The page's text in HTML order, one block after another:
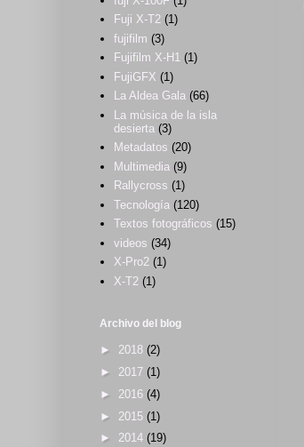
Fuji X-T2 (1)
fujifilm (3)
Fujifilm X-H1 (1)
FujiGFX (1)
La Aldea Gala (66)
La música de la isla
desierta (3)
Metadatos (20)
Multimedia (9)
Rallycross (1)
Tecnología (120)
Textos fotográficos (15)
videos (34)
X-Pro2 (1)
X-T2 (1)
Archivo del blog
► 2018 (2)
► 2017 (1)
► 2016 (4)
► 2015 (1)
► 2014 (19)